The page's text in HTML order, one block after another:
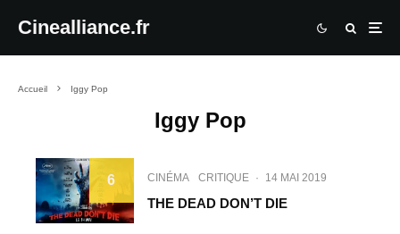
Cinealliance.fr
Accueil Iggy Pop
Iggy Pop
6 CINÉMA CRITIQUE · 14 MAI 2019
THE DEAD DON’T DIE